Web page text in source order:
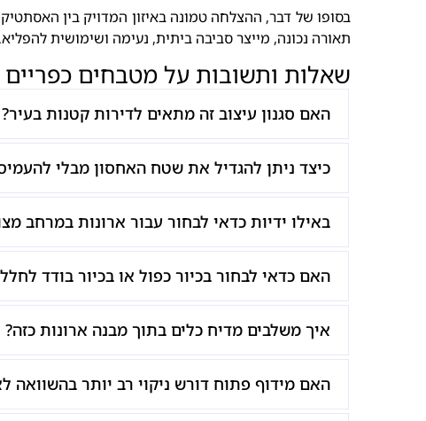
בסופו של דבר, ההצלחה טמונה באיזון המדויק בין
תאורה נכונה, מייצר סביבה ביתית, נעימה ושימושית
שאלות ותשובות על מטבחים כפריים
האם סגנון עיצוב זה מתאים לדירות קטנות בעיר?
כיצד ניתן להגדיל את שטח האחסון מבלי
באילו ידיות כדאי לבחור עבור ארונות במרחב
האם כדאי לבחור בכיור כפול או בכיור בודד
איך משלבים מדיח כלים בתוך מבנה ארונות כזה?
האם מידוף פתוח דורש ניקוי רב יותר בהשוואה